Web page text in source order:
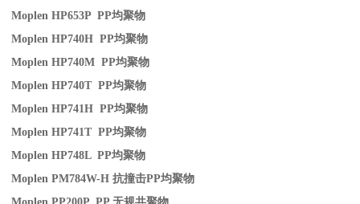
Moplen HP653P PP均聚物
Moplen HP740H PP均聚物
Moplen HP740M PP均聚物
Moplen HP740T PP均聚物
Moplen HP741H PP均聚物
Moplen HP741T PP均聚物
Moplen HP748L PP均聚物
Moplen PM784W-H抗撞击PP均聚物